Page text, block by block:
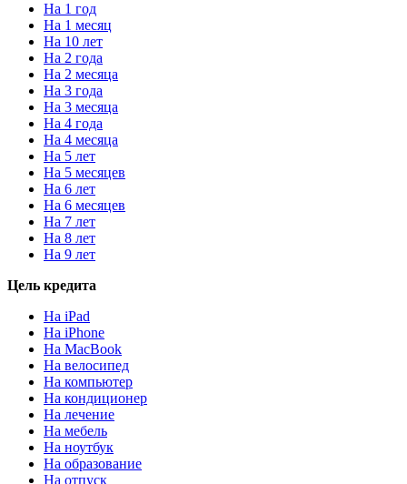
На 1 год
На 1 месяц
На 10 лет
На 2 года
На 2 месяца
На 3 года
На 3 месяца
На 4 года
На 4 месяца
На 5 лет
На 5 месяцев
На 6 лет
На 6 месяцев
На 7 лет
На 8 лет
На 9 лет
Цель кредита
На iPad
На iPhone
На MacBook
На велосипед
На компьютер
На кондиционер
На лечение
На мебель
На ноутбук
На образование
На отпуск